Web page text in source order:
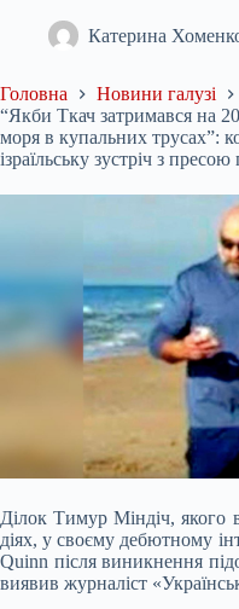
Катерина
Головна
Новини галузі
“Якби Ткач затримався на
моря в купальних трусах”:
ізраїльську зустріч з
Ділок Тимур Міндіч, якого
діях, у своєму дебютному
Quinn після виникнення
виявив журналіст